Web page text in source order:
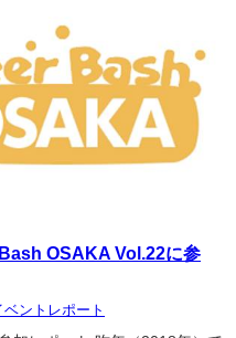
OSAKA Vol.22に参
ントレポート